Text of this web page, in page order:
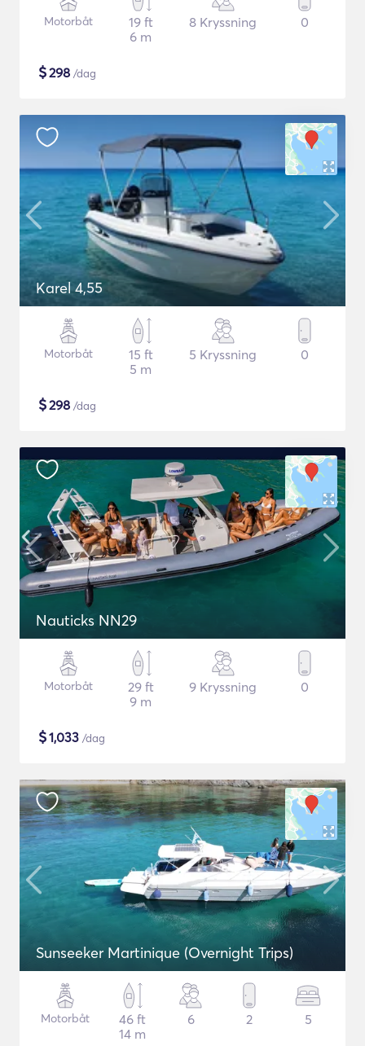
Motorbåt
19 ft
6 m
8 Kryssning 0
$298 /dag
Karel 4,55
Motorbåt
15 ft
5 m
5 Kryssning 0
$298 /dag
Nauticks NN29
Motorbåt
29 ft
9 m
9 Kryssning 0
$1,033 /dag
Sunseeker Martinique (Overnight Trips)
Motorbåt
46 ft
14 m
6 2 5